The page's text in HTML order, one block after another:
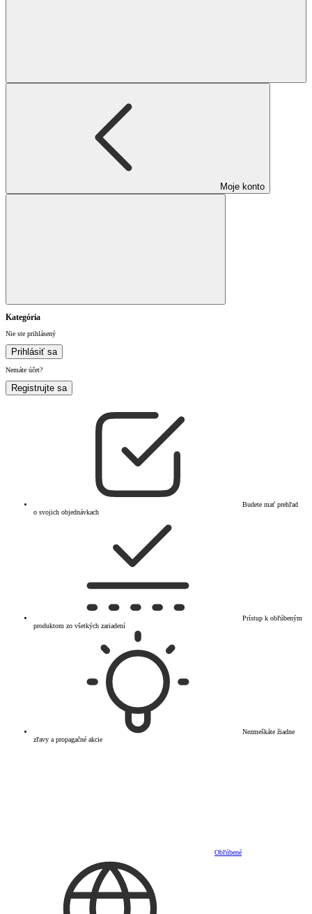
Moje konto
Kategória
Nie ste prihlásený
Prihlásiť sa
Nemáte účet?
Registrujte sa
Budete mať prehľad
o svojich objednávkach
Prístup k obľúbeným
produktom zo všetkých zariadení
Nezmeškáte žiadne
zľavy a propagačné akcie
Obľúbené